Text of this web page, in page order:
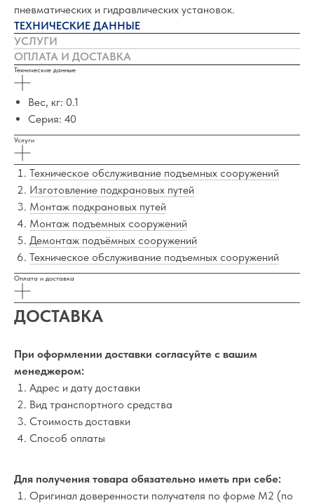
пневматических и гидравлических установок.
ТЕХНИЧЕСКИЕ ДАННЫЕ
УСЛУГИ
ОПЛАТА И ДОСТАВКА
Технические данные
Вес, кг: 0.1
Серия: 40
Услуги
Техническое обслуживание подъемных сооружений
Изготовление подкрановых путей
Монтаж подкрановых путей
Монтаж подъемных сооружений
Демонтаж подъёмных сооружений
Техническое обслуживание подъемных сооружений
Оплата и доставка
ДОСТАВКА
При оформлении доставки согласуйте с вашим
менеджером:
Адрес и дату доставки
Вид транспортного средства
Стоимость доставки
Способ оплаты
Для получения товара обязательно иметь при себе:
Оригинал доверенности получателя по форме М2 (по